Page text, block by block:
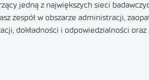
jedną z największych sieci
zespół w obszarze administracji,
dokładności i odpowiedzialności